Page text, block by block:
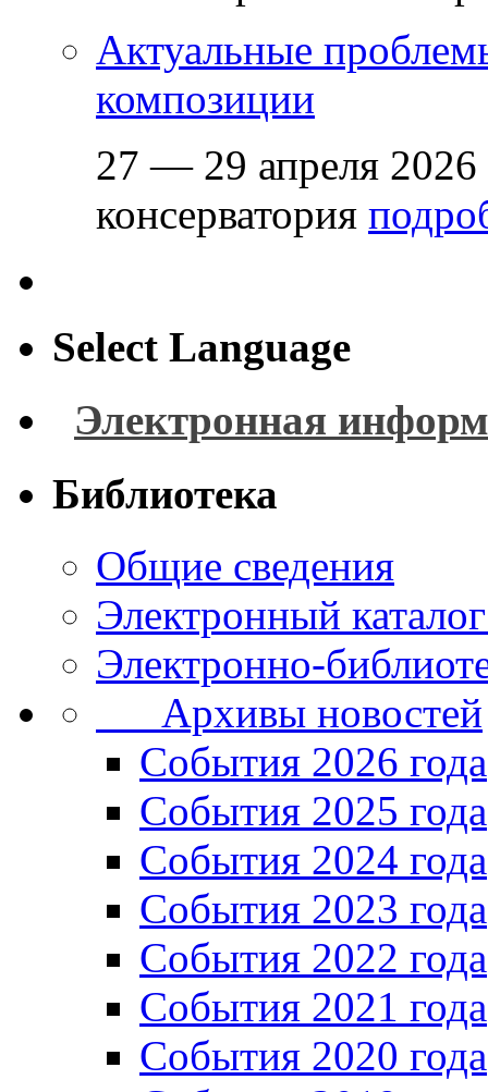
Актуальные
композиции
27 — 29 апреля 2026
консерватория
Select Language
Электронная
Библиотека
Общие сведения
Электронный
Электронно-
Архивы новостей
Cобытия 2026 года
События 2025 года
События 2024 года
События 2023 года
Cобытия 2022 года
Cобытия 2021 года
События 2020 года